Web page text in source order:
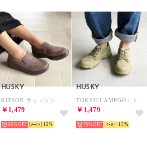
HUSKY
￥1,479
66% 15
HUSKY
￥1,479
70% 15